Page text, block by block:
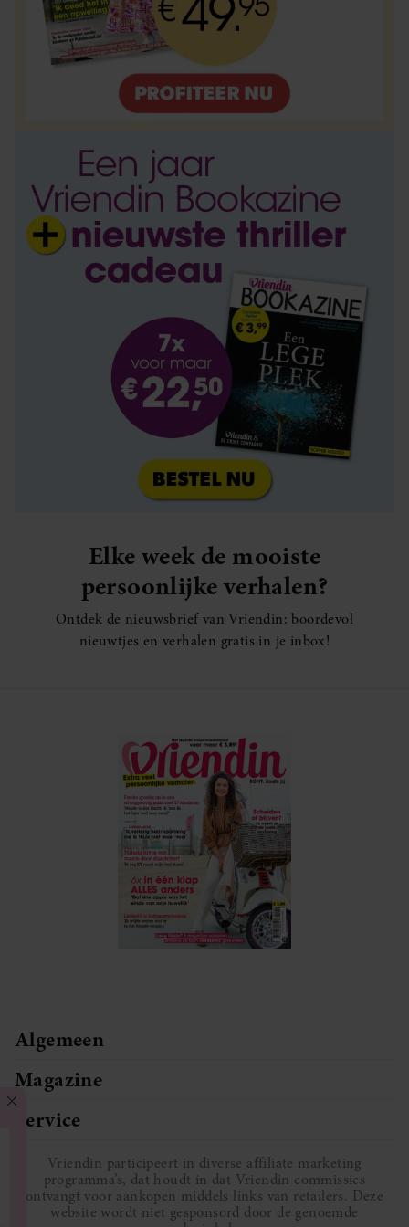
Elke week de mooiste
persoonlijke verhalen?
Ontdek de nieuwsbrief van Vriendin: boordevol
nieuwtjes en verhalen gratis in je inbox!
Algemeen
Magazine
Service
Vriendin participeert in diverse affiliate marketing
programma’s, dat houdt in dat Vriendin commissies
ontvangt voor aankopen middels links van retailers. Deze
website wordt niet gesponsord door de genoemde